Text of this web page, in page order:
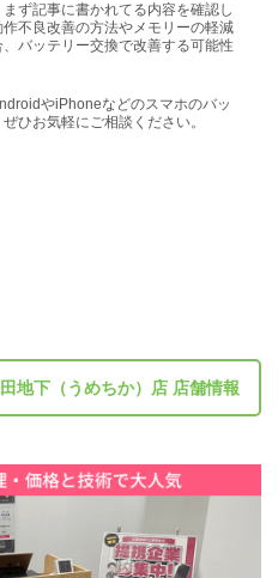
ず記事に書かれてる内容を確認し
不良改善の方法やメモリーの軽減
バッテリー交換で改善する可能性
やiPhoneなどのスマホのバッ
ひお気軽にご相談ください。
地下（うめちか）店 店舗情報